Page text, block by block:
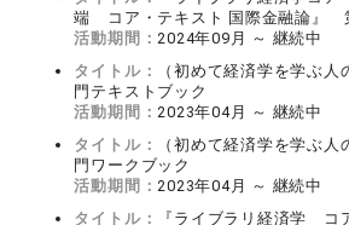
端 コア・テキスト 国際金融論』
活動期間：2024年09月 ～ 継続中
タイトル：
（初めて経済学を学ぶ人
門テキストブック
活動期間：2023年04月 ～ 継続中
タイトル：
（初めて経済学を学ぶ人
門ワークブック
活動期間：2023年04月 ～ 継続中
タイトル：
『ライブラリ経済学 コ